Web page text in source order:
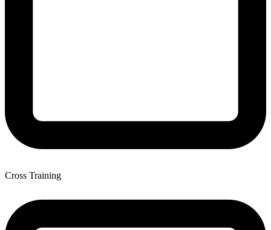
Cross Training